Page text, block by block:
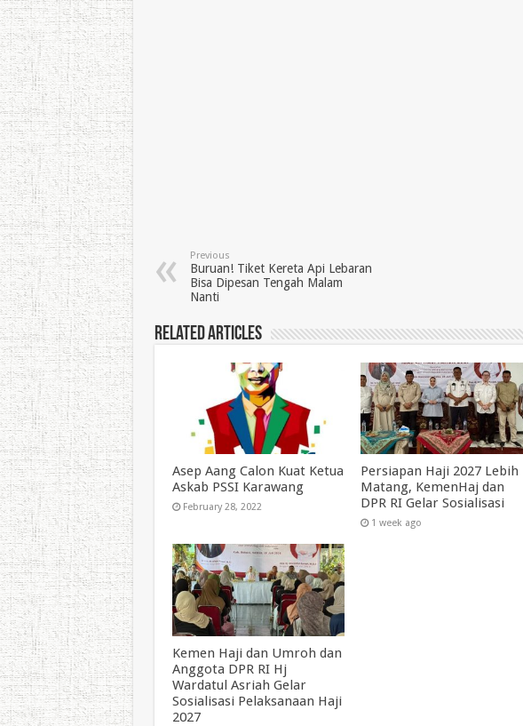
Previous
Buruan! Tiket Kereta Api Lebaran
Bisa Dipesan Tengah Malam
Nanti
Related Articles
Asep Aang Calon Kuat Ketua
Askab PSSI Karawang
February 28, 2022
Persiapan Haji 2027 Lebih
Matang, KemenHaj dan
DPR RI Gelar Sosialisasi
1 week ago
Kemen Haji dan Umroh dan
Anggota DPR RI Hj
Wardatul Asriah Gelar
Sosialisasi Pelaksanaan Haji
2027